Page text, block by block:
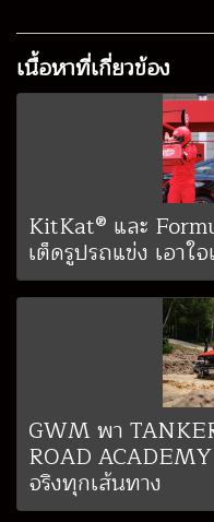
เนื้อหาที่เกี่ยวข้อง
KitKat® และ
เต็ดรูปรถแข่ง เอา
GWM พา
ROAD
จริงทุกเส้นทาง